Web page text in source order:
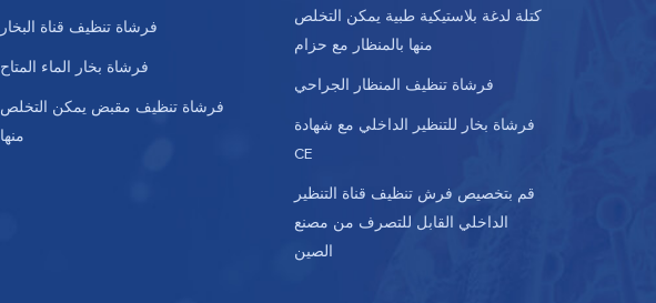
فرشاة تنظيف قناة البخار
فرشاة بخار الماء المتاح
فرشاة تنظيف مقبض يمكن التخلص
منها
كتلة لدغة بلاستيكية طبية يمكن التخلص
منها بالمنظار مع حزام
فرشاة تنظيف المنظار الجراحي
فرشاة بخار للتنظير الداخلي مع شهادة
CE
قم بتخصيص فرش تنظيف قناة التنظير
الداخلي القابل للتصرف من مصنع
الصين